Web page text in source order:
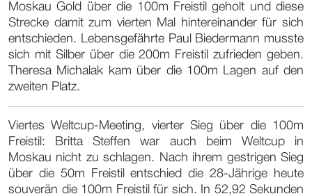
Moskau Gold über die 100m Freistil geholt und diese
Strecke damit zum vierten Mal hintereinander für sich
entschieden. Lebensgefährte Paul Biedermann musste
sich mit Silber über die 200m Freistil zufrieden geben.
Theresa Michalak kam über die 100m Lagen auf den
zweiten Platz.
Viertes Weltcup-Meeting, vierter Sieg über die 100m
Freistil: Britta Steffen war auch beim Weltcup in
Moskau nicht zu schlagen. Nach ihrem gestrigen Sieg
über die 50m Freistil entschied die 28-Jährige heute
souverän die 100m Freistil für sich. In 52,92 Sekunden